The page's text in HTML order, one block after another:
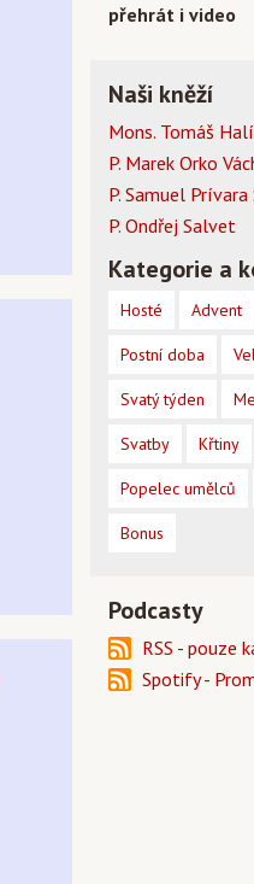
přehrát i video
Naši kněží
Mons. Tomáš
P. Marek Orko
P. Samuel Prívara
P. Ondřej Salvet
Kategorie a
Hosté Advent
Postní doba
Svatý týden
Svatby Křtiny
Popelec umělců
Bonus
Podcasty
RSS - pouze
Spotify -